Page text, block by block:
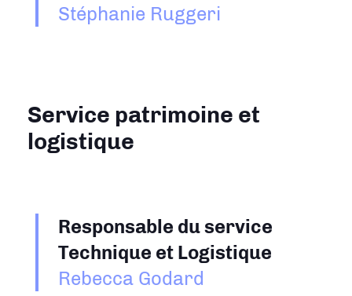
Stéphanie Ruggeri
Service patrimoine et
logistique
Responsable du service
Technique et Logistique
Rebecca Godard